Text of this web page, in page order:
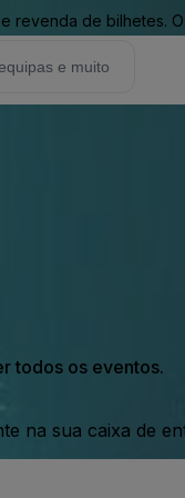
revenda de
todos os eventos.
na sua caixa de